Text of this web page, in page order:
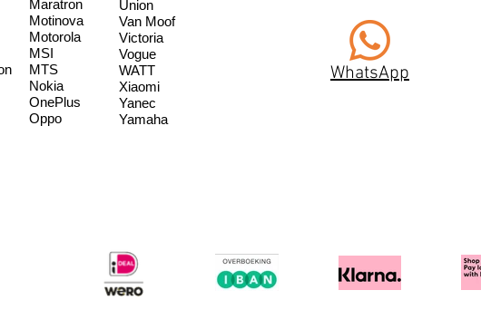
Maratron
Motinova
Motorola
MSI
MTS
Nokia
OnePlus
Oppo
Union
Van Moof
Victoria
Vogue
WATT
Xiaomi
Yanec
Yamaha
WhatsApp